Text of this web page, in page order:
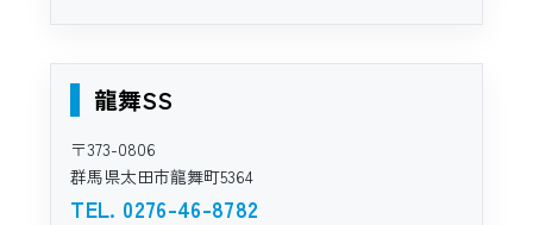
龍舞SS
〒373-0806
群馬県太田市龍舞町5364
TEL. 0276-46-8782